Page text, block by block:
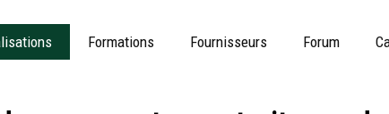
Formations Fournisseurs Forum